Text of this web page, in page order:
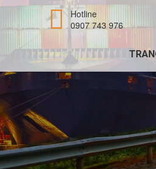
Hotline
0907 743 976